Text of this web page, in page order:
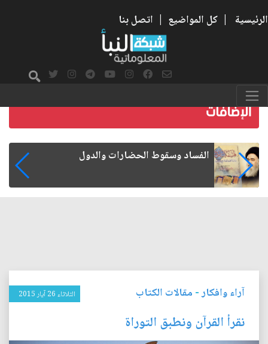
الرئيسية | كل المواضيع | اتصل بنا
رواتب الموظفين على صفيح ساخن
آراء وافكار- مقالات الكتاب الثلاثاء 26 آيار 2015
نقرأ القرآن ونطبق التوراة